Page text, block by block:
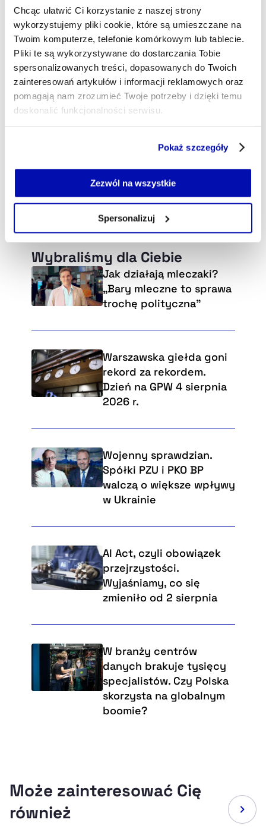
Chcąc ułatwić Ci korzystanie z naszej strony
wykorzystujemy pliki cookie, które są umieszczane na
Twoim komputerze, telefonie komórkowym lub tablecie.
Pliki te są wykorzystywane do dostarczania Tobie
spersonalizowanych treści, dopasowanych do Twoich
zainteresowań artykułów i informacji reklamowych oraz
pomagają nam zrozumieć Twoje potrzeby i dzięki temu
doskonalić funkcjonalności serwisu.
Jeżeli nie wyrażasz zgody na zapisywanie plików cookie,
możesz łatwo zarządzać swoimi uprawnieniami, np. we
własnej przeglądarce internetowej lub po wybraniu opcji
naszejPolityce Prywatności
Pokaż szczegóły
Zezwól na wszystkie
Spersonalizuj
Wybraliśmy dla Ciebie
Jak działają mleczaki?
„Bary mleczne to sprawa
trochę polityczna”
Warszawska giełda goni
rekord za rekordem.
Dzień na GPW 4 sierpnia
2026 r.
Wojenny sprawdzian.
Spółki PZU i PKO BP
walczą o większe wpływy
w Ukrainie
AI Act, czyli obowiązek
przejrzystości.
Wyjaśniamy, co się
zmieniło od 2 sierpnia
W branży centrów
danych brakuje tysięcy
specjalistów. Czy Polska
skorzysta na globalnym
boomie?
lukasz.grzesiczak@xyz.pl
Może zainteresować Cię
również